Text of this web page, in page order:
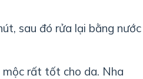
sau đó rửa lại bằng nước
rất tốt cho da. Nha